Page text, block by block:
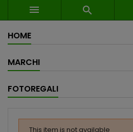
 
HOME
MARCHI
FOTOREGALI
This item is not available